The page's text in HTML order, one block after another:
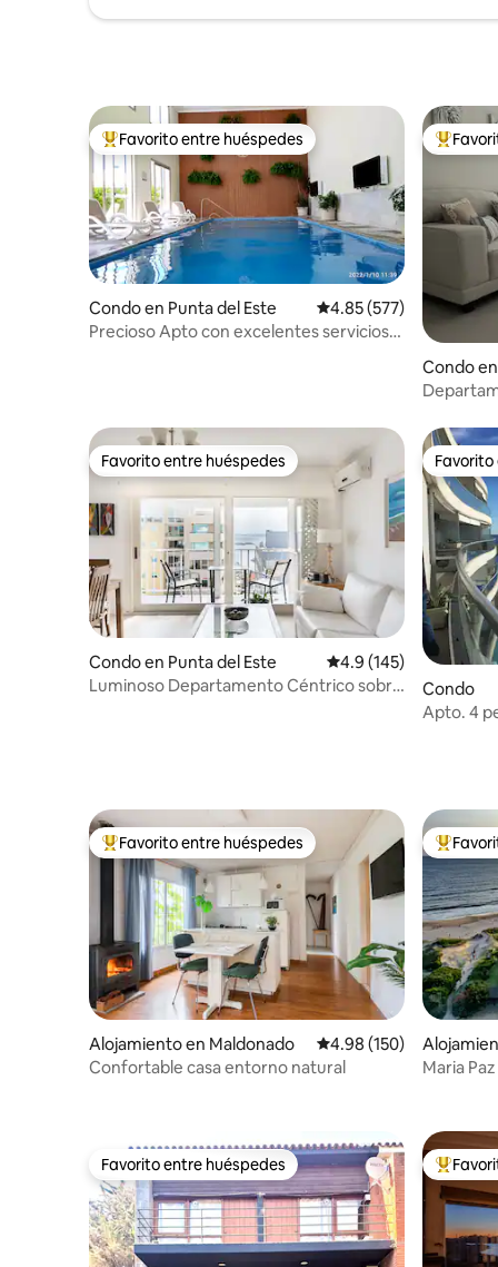
Favorito entre huéspedes preferido
Favorito entre huéspedes
Condo en Punta del Este Calificación promedio:
4.85 (577)
Precioso Apto con excelentes servicios
Condo
Favorito entre huéspedes
Favorito entre huéspedes
Condo en Punta del Este Calificación
4.9 (145)
Luminoso Departamento Céntrico sobre
Condo
Apto. 4
Favorito entre huéspedes preferido
Favorito entre huéspedes
Alojamiento en Maldonado Calificación promedio:
4.98 (150)
Confortable casa entorno natural
Maria
Favorito entre huéspedes
Favorito entre huéspedes